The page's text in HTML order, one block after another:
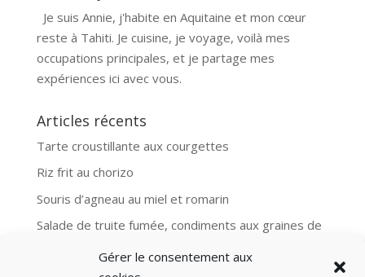
Gérer le consentement aux
Je suis Annie, j'habite en Aquitaine et mon cœur
reste à Tahiti. Je cuisine, je voyage, voilà mes
occupations principales, et je partage mes
expériences ici avec vous.
Articles récents
Tarte croustillante aux courgettes
Riz frit au chorizo
Souris d’agneau au miel et romarin
Salade de truite fumée, condiments aux graines de
Aubergines et boulgour, recette Ottolenghi